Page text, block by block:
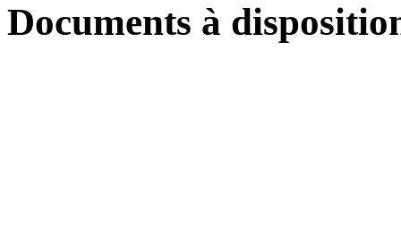
Documents à